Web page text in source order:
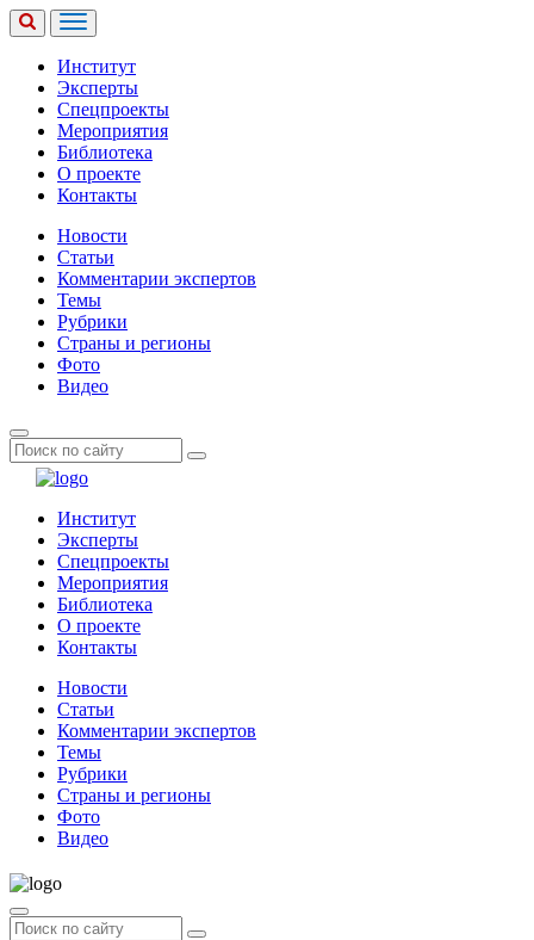
Институт
Эксперты
Спецпроекты
Мероприятия
Библиотека
О проекте
Контакты
Новости
Статьи
Комментарии экспертов
Темы
Рубрики
Страны и регионы
Фото
Видео
Институт
Эксперты
Спецпроекты
Мероприятия
Библиотека
О проекте
Контакты
Новости
Статьи
Комментарии экспертов
Темы
Рубрики
Страны и регионы
Фото
Видео